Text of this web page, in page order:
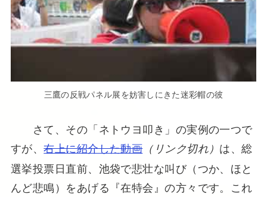
三鷹の反戦パネル展を妨害しにきた迷彩帽の彼
さて、その「ネトウヨ叩き」の実例の一つで
すが、右上に紹介した動画（リンク切れ） は、総
選挙投票日直前、池袋で悲壮な叫び（つか、ほと
んど悲鳴）をあげる『在特会』の方々です。これ